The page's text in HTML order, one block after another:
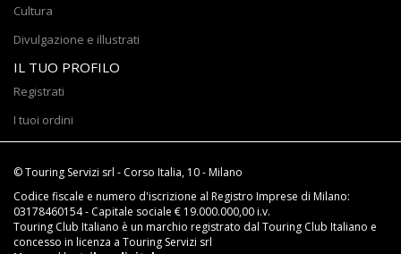
Cultura
Divulgazione e illustrati
IL TUO PROFILO
Registrati
I tuoi ordini
© Touring Servizi srl - Corso Italia, 10 - Milano
Codice fiscale e numero d'iscrizione al Registro Imprese di Milano:
03178460154 - Capitale sociale € 19.000.000,00 i.v.
Touring Club Italiano è un marchio registrato dal Touring Club Italiano e
concesso in licenza a Touring Servizi srl